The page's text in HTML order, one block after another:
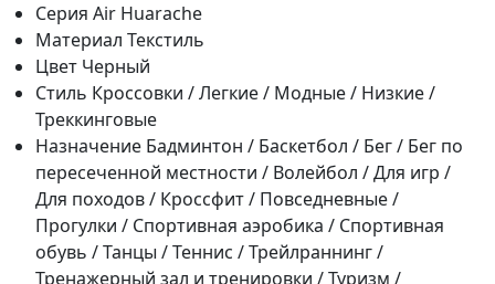
Серия Air Huarache
Материал Текстиль
Цвет Черный
Стиль Кроссовки / Легкие / Модные / Низкие /
Треккинговые
Назначение Бадминтон / Баскетбол / Бег / Бег по
пересеченной местности / Волейбол / Для игр /
Для походов / Кроссфит / Повседневные /
Прогулки / Спортивная аэробика / Спортивная
обувь / Танцы / Теннис / Трейлраннинг /
Тренажерный зал и тренировки / Туризм /